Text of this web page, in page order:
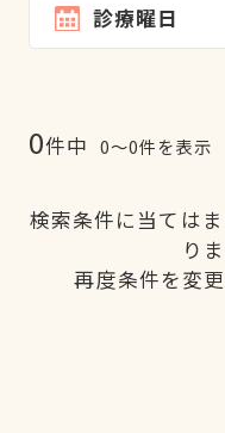
診療曜日
0件中 0〜0件を表示
検索条件に当ては
り
再度条件を変